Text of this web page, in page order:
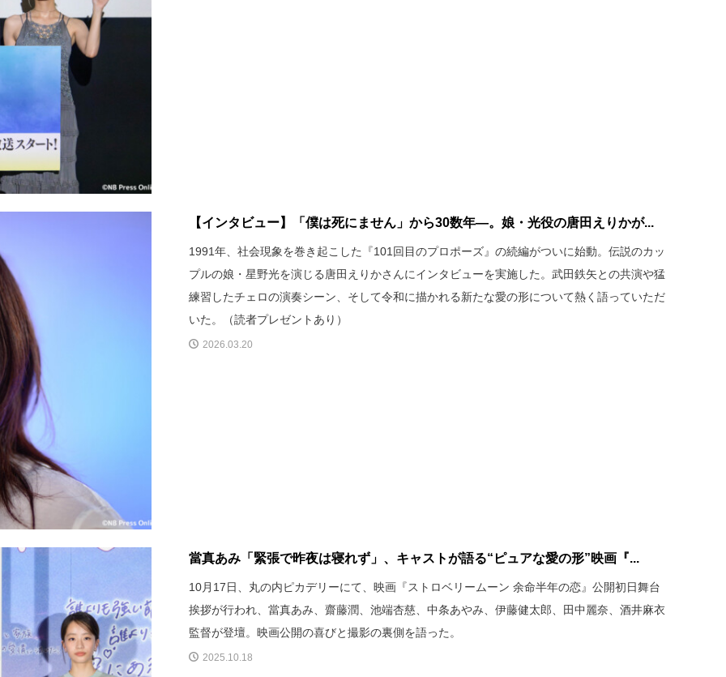
【インタビュー】「僕は死にません」から30数年―。娘・光役の唐田えりかが...
1991年、社会現象を巻き起こした『101回目のプロポーズ』の続編がついに始動。伝説のカッ
プルの娘・星野光を演じる唐田えりかさんにインタビューを実施した。武田鉄矢との共演や猛
練習したチェロの演奏シーン、そして令和に描かれる新たな愛の形について熱く語っていただ
いた。（読者プレゼントあり）
2026.03.20
當真あみ「緊張で昨夜は寝れず」、キャストが語る“ピュアな愛の形”映画『...
10月17日、丸の内ピカデリーにて、映画『ストロベリームーン 余命半年の恋』公開初日舞台
挨拶が行われ、當真あみ、齋藤潤、池端杏慈、中条あやみ、伊藤健太郎、田中麗奈、酒井麻衣
監督が登壇。映画公開の喜びと撮影の裏側を語った。
2025.10.18